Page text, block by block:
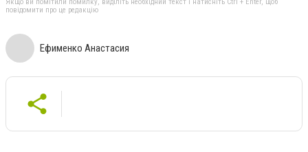
Якщо ви помітили помилку, виділіть необхідний текст і натисніть Ctrl + Enter, щоб
повідомити про це редакцію
Ефименко Анастасия